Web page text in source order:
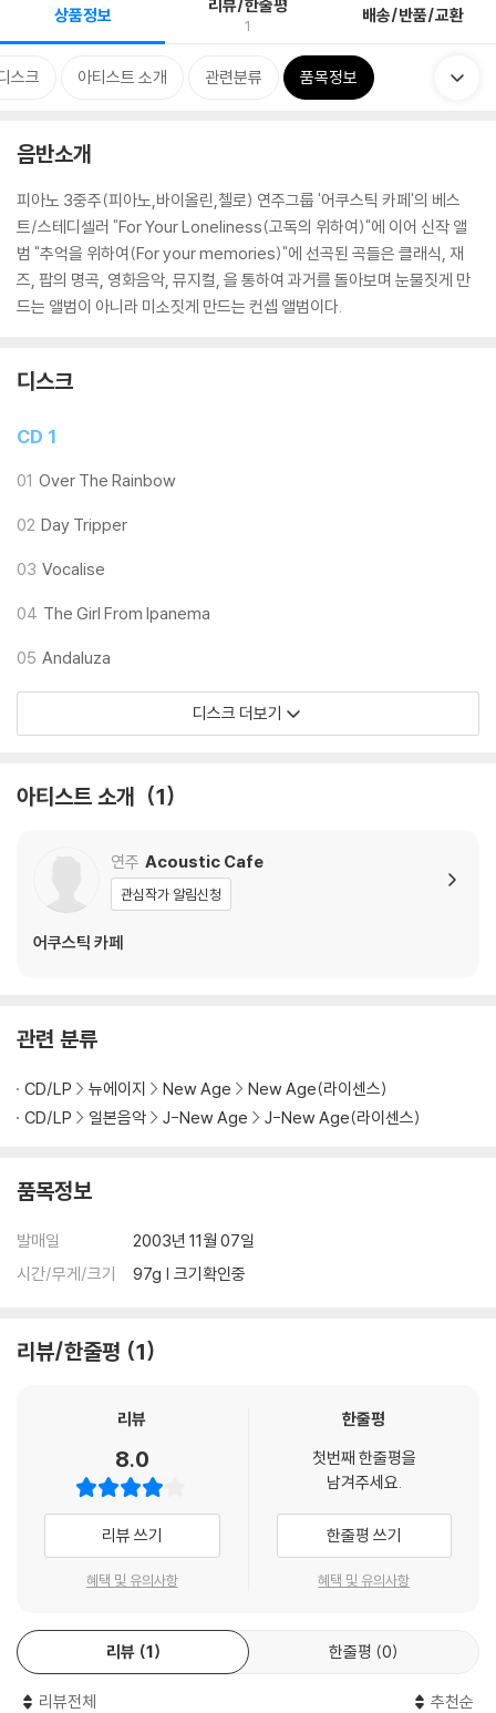
상품정보 리뷰/한줄평
1 배송/반품/교환
스크 아티스트 소개 관련분류 품목정보
음반소개
피아노 3중주(피아노,바이올린,첼로) 연주그룹 '어쿠스틱 카페'의 베스
트/스테디셀러 "For Your Loneliness(고독의 위하여)"에 이어 신작 앨
범 "추억을 위하여(For your memories)"에 선곡된 곡들은 클래식, 재
즈, 팝의 명곡, 영화음악, 뮤지컬, 을 통하여 과거를 돌아보며 눈물짓게 만
드는 앨범이 아니라 미소짓게 만드는 컨셉 앨범이다.
디스크
CD 1
01 Over The Rainbow
02 Day Tripper
03 Vocalise
04 The Girl From Ipanema
05 Andaluza
디스크 더보기
아티스트 소개 1
연주 Acoustic Cafe
관심작가 알림신청
어쿠스틱 카페
관련 분류
CD/LP 뉴에이지 New Age
New Age(라이센스)
CD/LP
일본음악 J-New Age J-New Age(라이센스)
품목정보
발매일
2003년 11월 07일
시간/무게/크기
97g | 크기확인중
리뷰/한줄평 1
리뷰
8.0
리뷰 쓰기
혜택 및 유의사항
한줄평
첫번째 한줄평을
남겨주세요.
한줄평 쓰기
혜택 및 유의사항
리뷰 1 한줄평 0
리뷰전체 추천순